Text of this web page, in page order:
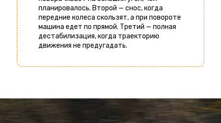
планировалось. Второй — снос, когда
передние колеса скользят, а при повороте
машина едет по прямой. Третий — полная
дестабилизация, когда траекторию
движения не предугадать.